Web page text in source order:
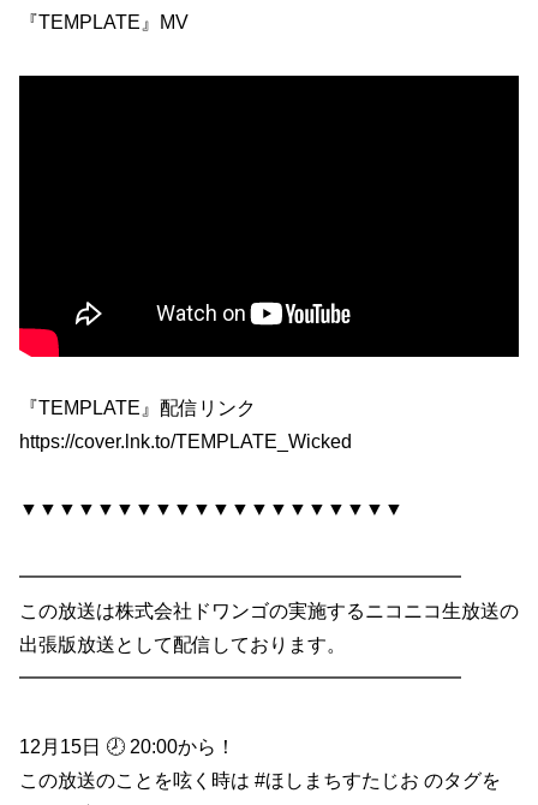
『TEMPLATE』MV
『TEMPLATE』配信リンク
https://cover.lnk.to/TEMPLATE_Wicked
▼▼▼▼▼▼▼▼▼▼▼▼▼▼▼▼▼▼▼▼
━━━━━━━━━━━━━━━━━━━━━━━
この放送は株式会社ドワンゴの実施するニコニコ生放送の
出張版放送として配信しております。
━━━━━━━━━━━━━━━━━━━━━━━
12月15日 🕗 20:00から！
この放送のことを呟く時は #ほしまちすたじお のタグを